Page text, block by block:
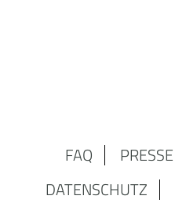
FAQ PRESSE
DATENSCHUTZ